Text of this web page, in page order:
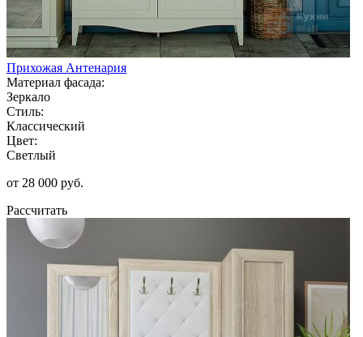
Прихожая Антенария
Материал фасада:
Зеркало
Стиль:
Классический
Цвет:
Светлый
от 28 000 руб.
Рассчитать